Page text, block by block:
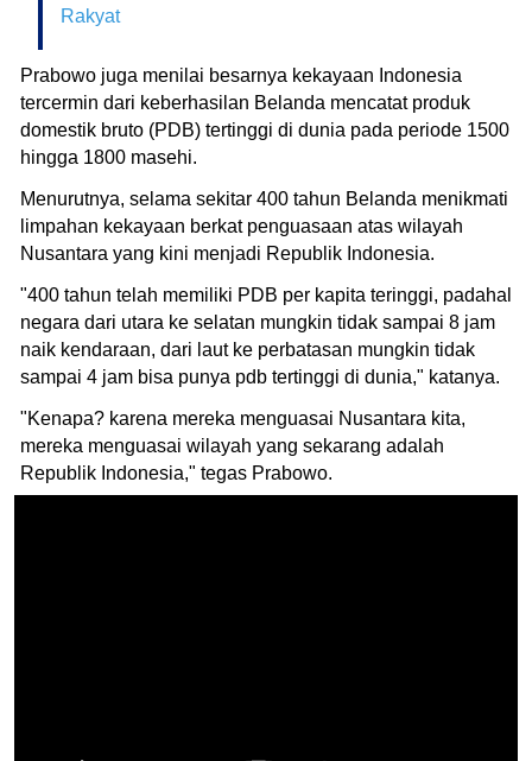
Rakyat
Prabowo juga menilai besarnya kekayaan Indonesia
tercermin dari keberhasilan Belanda mencatat produk
domestik bruto (PDB) tertinggi di dunia pada periode 1500
hingga 1800 masehi.
Menurutnya, selama sekitar 400 tahun Belanda menikmati
limpahan kekayaan berkat penguasaan atas wilayah
Nusantara yang kini menjadi Republik Indonesia.
"400 tahun telah memiliki PDB per kapita teringgi, padahal
negara dari utara ke selatan mungkin tidak sampai 8 jam
naik kendaraan, dari laut ke perbatasan mungkin tidak
sampai 4 jam bisa punya pdb tertinggi di dunia," katanya.
"Kenapa? karena mereka menguasai Nusantara kita,
mereka menguasai wilayah yang sekarang adalah
Republik Indonesia," tegas Prabowo.